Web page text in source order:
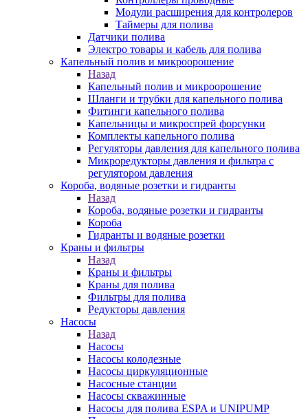
Модули расширения для контролеров
Таймеры для полива
Датчики полива
Электро товары и кабель для полива
Капельный полив и микроорошение
Назад
Капельный полив и микроорошение
Шланги и трубки для капельного полива
Фитинги капельного полива
Капельницы и микроспрей форсунки
Комплекты капельного полива
Регуляторы давления для капельного полива
Микроредукторы давления и фильтра с
регулятором давления
Короба, водяные розетки и гидранты
Назад
Короба, водяные розетки и гидранты
Короба
Гидранты и водяные розетки
Краны и фильтры
Назад
Краны и фильтры
Краны для полива
Фильтры для полива
Редукторы давления
Насосы
Назад
Насосы
Насосы колодезные
Насосы циркуляционные
Насосные станции
Насосы скважинные
Насосы для полива ESPA и UNIPUMP